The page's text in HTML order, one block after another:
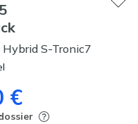
S-Tronic7
€